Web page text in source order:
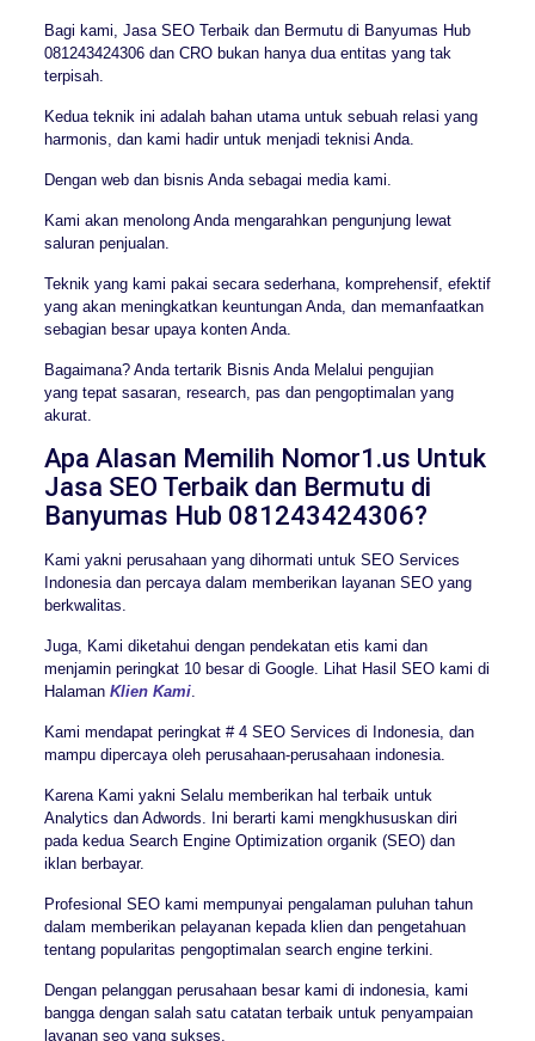
Bagi kami, Jasa SEO Terbaik dan Bermutu di Banyumas Hub
081243424306 dan CRO bukan hanya dua entitas yang tak
terpisah.
Kedua teknik ini adalah bahan utama untuk sebuah relasi yang
harmonis, dan kami hadir untuk menjadi teknisi Anda.
Dengan web dan bisnis Anda sebagai media kami.
Kami akan menolong Anda mengarahkan pengunjung lewat
saluran penjualan.
Teknik yang kami pakai secara sederhana, komprehensif, efektif
yang akan meningkatkan keuntungan Anda, dan memanfaatkan
sebagian besar upaya konten Anda.
Bagaimana? Anda tertarik Bisnis Anda Melalui pengujian
yang tepat sasaran, research, pas dan pengoptimalan yang
akurat.
Apa Alasan Memilih Nomor1.us Untuk
Jasa SEO Terbaik dan Bermutu di
Banyumas Hub 081243424306?
Kami yakni perusahaan yang dihormati untuk SEO Services
Indonesia dan percaya dalam memberikan layanan SEO yang
berkwalitas.
Juga, Kami diketahui dengan pendekatan etis kami dan
menjamin peringkat 10 besar di Google. Lihat Hasil SEO kami di
Halaman Klien Kami.
Kami mendapat peringkat # 4 SEO Services di Indonesia, dan
mampu dipercaya oleh perusahaan-perusahaan indonesia.
Karena Kami yakni Selalu memberikan hal terbaik untuk
Analytics dan Adwords. Ini berarti kami mengkhususkan diri
pada kedua Search Engine Optimization organik (SEO) dan
iklan berbayar.
Profesional SEO kami mempunyai pengalaman puluhan tahun
dalam memberikan pelayanan kepada klien dan pengetahuan
tentang popularitas pengoptimalan search engine terkini.
Dengan pelanggan perusahaan besar kami di indonesia, kami
bangga dengan salah satu catatan terbaik untuk penyampaian
layanan seo yang sukses.